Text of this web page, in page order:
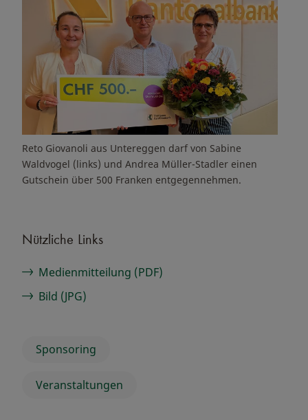
Reto Giovanoli aus Untereggen darf von Sabine
Waldvogel (links) und Andrea Müller-Stadler einen
Gutschein über 500 Franken entgegennehmen.
Nützliche Links
Medienmitteilung (PDF)
Bild (JPG)
Sponsoring
Veranstaltungen